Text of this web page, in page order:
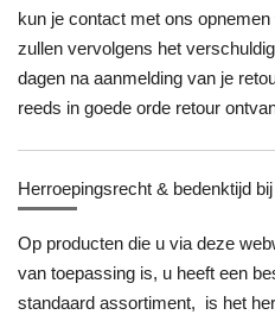
kun je contact met ons
zullen vervolgens het
dagen na aanmelding van je
reeds in goede orde retour
Herroepingsrecht & bedenktijd
Op producten die u via deze
van toepassing is, u heeft een
standaard assortiment, is het